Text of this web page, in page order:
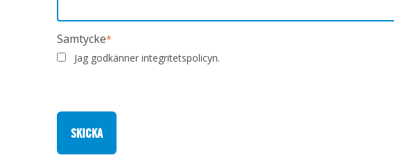
Samtycke*
Jag godkänner integritetspolicyn.